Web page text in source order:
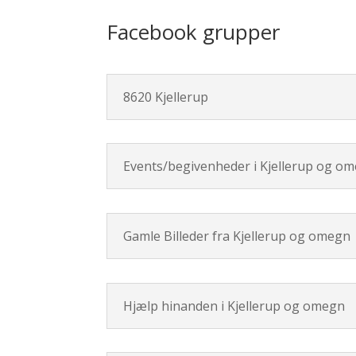
Facebook grupper
8620 Kjellerup
Events/begivenheder i Kjellerup og
Gamle Billeder fra Kjellerup og omegn
Hjælp hinanden i Kjellerup og omegn